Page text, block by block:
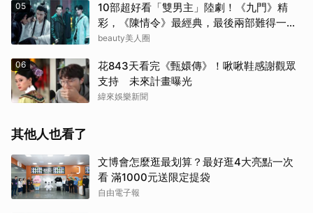
05
10部超好看「雙男主」陸劇！《九門》精
彩，《陳情令》最經典，最後兩部難得一面
倒好評
beauty美人圈
06
花843天看完《甄嬛傳》！啾啾鞋感謝觀眾
支持 未來計畫曝光
緯來娛樂新聞
其他人也看了
文博會怎麼逛最划算？最好逛4大亮點一次
看 滿1000元送限定提袋
自由電子報